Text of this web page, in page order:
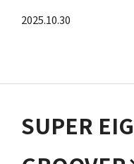
2025.10.30
SUPER